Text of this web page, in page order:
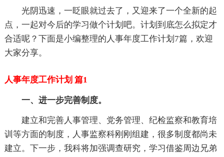
光阴迅速，一眨眼就过去了，又迎来了一个全新的起
点，一起对今后的学习做个计划吧。计划到底怎么拟定才
合适呢？下面是小编整理的人事年度工作计划7篇，欢迎
大家分享。
人事年度工作计划 篇1
一、进一步完善制度。
建立和完善人事管理、党务管理、纪检监察和教育培
训等方面的制度，人事监察科刚刚组建，很多制度都尚未
建立。下一步，我科将加强调查研究，学习借鉴周边兄弟